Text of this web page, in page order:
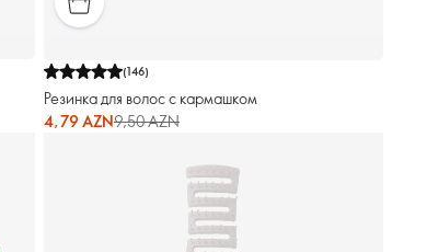
(146)
Резинка для волос с кармашком
4,79 AZN9,50 AZN